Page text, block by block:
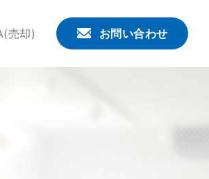
ンでは、これからコインランドリ
売却) お問い合わせ